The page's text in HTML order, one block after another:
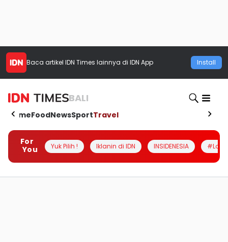
Baca artikel IDN Times lainnya di IDN App Install
BALI
HomeFoodNewsSportTravel
For
You
Yuk Pilih ! Iklanin di IDN INSIDENESIA